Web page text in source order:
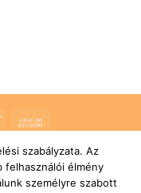
AfterPay
Delivery
FELTÉTELEK
JOGI NYILATKOZAT
szabályzata. Az
felhasználói élmény
személyre szabott